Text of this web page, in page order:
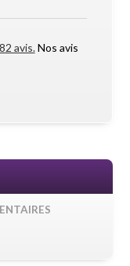
avis.Nos avis